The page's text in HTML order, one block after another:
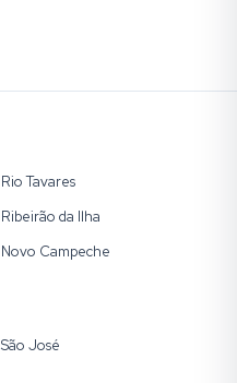
Rio Tavares
Ribeirão da Ilha
Novo Campeche
São José